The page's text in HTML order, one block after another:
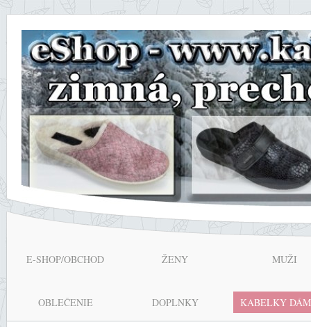
E-SHOP/OBCHOD ŽENY MUŽI
OBLEČENIE DOPLNKY KABELKY